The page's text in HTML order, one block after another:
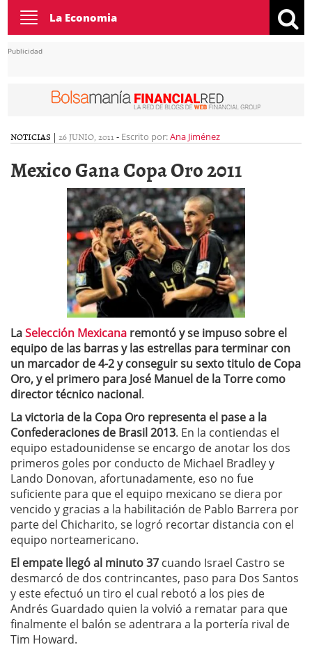
Toggle
navigation
La Economia
Publicidad
NOTICIAS | 26 JUNIO, 2011 - Escrito por:Ana Jiménez
Mexico Gana Copa Oro 2011
LaSelección Mexicana remontó y se impuso sobre el
equipo de las barras y las estrellas para terminar con
un marcador de 4-2 y conseguir su sexto titulo de Copa
Oro, y el primero para José Manuel de la Torre como
director técnico nacional.
La victoria de la Copa Oro representa el pase a la
Confederaciones de Brasil 2013. En la contiendas el
equipo estadounidense se encargo de anotar los dos
primeros goles por conducto de Michael Bradley y
Lando Donovan, afortunadamente, eso no fue
suficiente para que el equipo mexicano se diera por
vencido y gracias a la habilitación de Pablo Barrera por
parte del Chicharito, se logró recortar distancia con el
equipo norteamericano.
El empate llegó al minuto 37 cuando Israel Castro se
desmarcó de dos contrincantes, paso para Dos Santos
y este efectuó un tiro el cual rebotó a los pies de
Andrés Guardado quien la volvió a rematar para que
finalmente el balón se adentrara a la portería rival de
Tim Howard.